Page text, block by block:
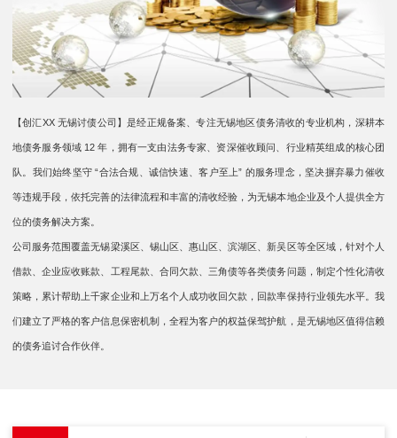
【创汇XX 无锡讨债公司】是经正规备案、专注无锡地区债务清收的专业机构，深耕本
地债务服务领域 12 年，拥有一支由法务专家、资深催收顾问、行业精英组成的核心团
队。我们始终坚守 “合法合规、诚信快速、客户至上” 的服务理念，坚决摒弃暴力催收
等违规手段，依托完善的法律流程和丰富的清收经验，为无锡本地企业及个人提供全方
位的债务解决方案。
公司服务范围覆盖无锡梁溪区、锡山区、惠山区、滨湖区、新吴区等全区域，针对个人
借款、企业应收账款、工程尾款、合同欠款、三角债等各类债务问题，制定个性化清收
策略，累计帮助上千家企业和上万名个人成功收回欠款，回款率保持行业领先水平。我
们建立了严格的客户信息保密机制，全程为客户的权益保驾护航，是无锡地区值得信赖
的债务追讨合作伙伴。